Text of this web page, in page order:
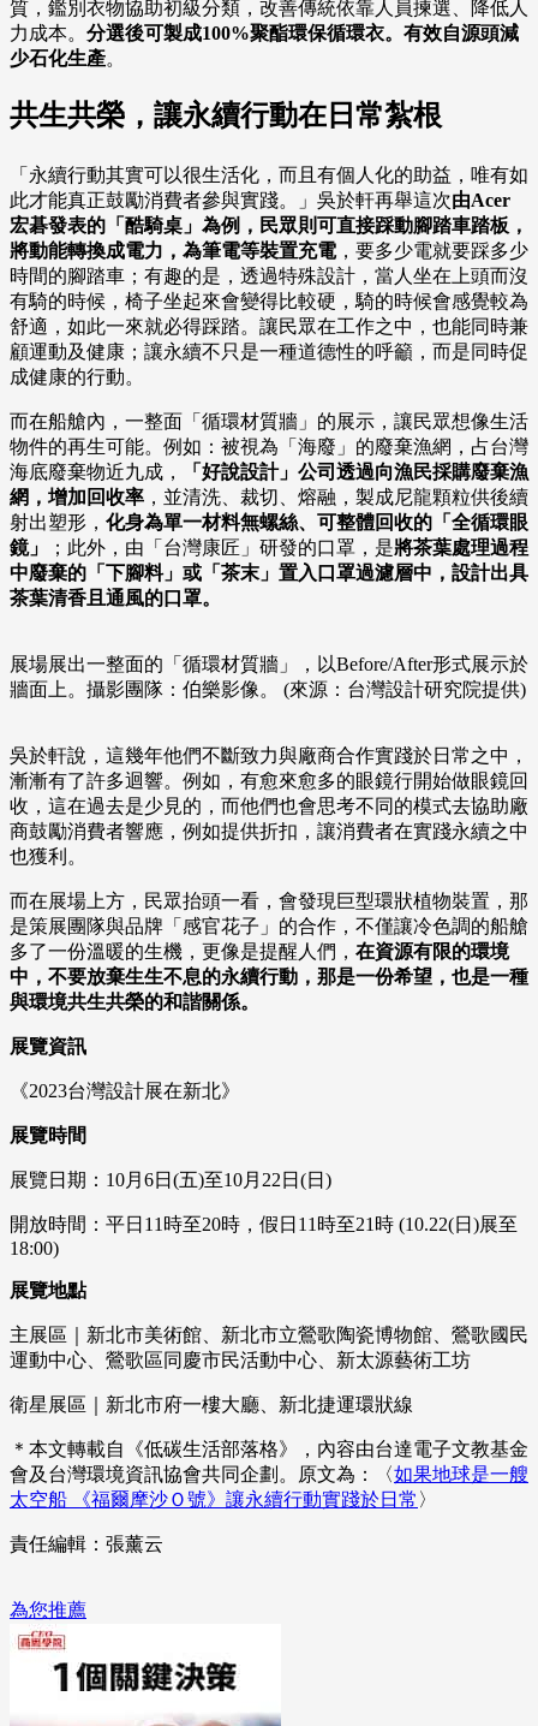
質，鑑別衣物協助初級分類，改善傳統依靠人員揀選、降低人
力成本。 分選後可製成100%聚酯環保循環衣。有效自源頭減
少石化生產。
共生共榮，讓永續行動在日常紮根
「永續行動其實可以很生活化，而且有個人化的助益，唯有如
此才能真正鼓勵消費者參與實踐。」吳於軒再舉這次由Acer
宏碁發表的「酷騎桌」為例，民眾則可直接踩動腳踏車踏板，
將動能轉換成電力，為筆電等裝置充電，要多少電就要踩多少
時間的腳踏車；有趣的是，透過特殊設計，當人坐在上頭而沒
有騎的時候，椅子坐起來會變得比較硬，騎的時候會感覺較為
舒適，如此一來就必得踩踏。讓民眾在工作之中，也能同時兼
顧運動及健康；讓永續不只是一種道德性的呼籲，而是同時促
成健康的行動。
而在船艙內，一整面「循環材質牆」的展示，讓民眾想像生活
物件的再生可能。例如：被視為「海廢」的廢棄漁網，占台灣
海底廢棄物近九成，
「好說設計」公司透過向漁民採購廢棄漁
網，增加回收率 ，並清洗、裁切、熔融，製成尼龍顆粒供後續
射出塑形， 化身為單一材料無螺絲、可整體回收的「全循環眼
鏡」
；此外，由「台灣康匠」研發的口罩，是將茶葉處理過程
中廢棄的「下腳料」或「茶末」置入口罩過濾層中，設計出具
茶葉清香且通風的口罩。
展場展出一整面的「循環材質牆」，以Before/After形式展示於
牆面上。攝影團隊：伯樂影像。 (來源：台灣設計研究院提供)
吳於軒說，這幾年他們不斷致力與廠商合作實踐於日常之中，
漸漸有了許多迴響。例如，有愈來愈多的眼鏡行開始做眼鏡回
收，這在過去是少見的，而他們也會思考不同的模式去協助廠
商鼓勵消費者響應，例如提供折扣，讓消費者在實踐永續之中
也獲利。
而在展場上方，民眾抬頭一看，會發現巨型環狀植物裝置，那
是策展團隊與品牌「感官花子」的合作，不僅讓冷色調的船艙
多了一份溫暖的生機，更像是提醒人們， 在資源有限的環境
中，不要放棄生生不息的永續行動，那是一份希望，也是一種
與環境共生共榮的和諧關係。
展覽資訊
《2023台灣設計展在新北》
展覽時間
展覽日期：10月6日(五)至10月22日(日)
開放時間：平日11時至20時，假日11時至21時 (10.22(日)展至
18:00)
展覽地點
主展區｜新北市美術館、新北市立鶯歌陶瓷博物館、鶯歌國民
運動中心、鶯歌區同慶市民活動中心、新太源藝術工坊
衛星展區｜新北市府一樓大廳、新北捷運環狀線
＊本文轉載自《低碳生活部落格》，內容由台達電子文教基金
會及台灣環境資訊協會共同企劃。原文為：〈如果地球是一艘
太空船 《福爾摩沙Ｏ號》讓永續行動實踐於日常 〉
責任編輯：張薰云
為您推薦